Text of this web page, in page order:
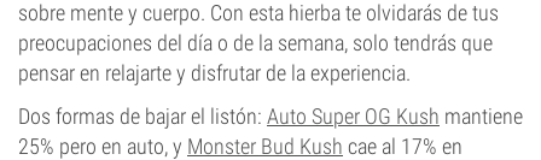
sobre mente y cuerpo. Con esta hierba te olvidarás de tus
preocupaciones del día o de la semana, solo tendrás que
pensar en relajarte y disfrutar de la experiencia.
Dos formas de bajar el listón: Auto Super OG Kush mantiene
25% pero en auto, y Monster Bud Kush cae al 17% en